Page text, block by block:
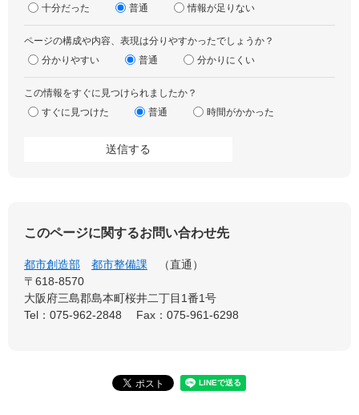
十分だった
普通 情報が足りない
ページの構成や内容、表現は分りやすかったでしょうか？
分かりやすい
普通 分かりにくい
この情報をすぐに見つけられましたか？
すぐに見つけた
普通 時間がかかった
このページに関するお問い合わせ先
都市創造部 都市整備課
直通
〒618-8570
大阪府三島郡島本町桜井二丁目1番1号
Tel：075-962-2848
Fax：075-961-6298